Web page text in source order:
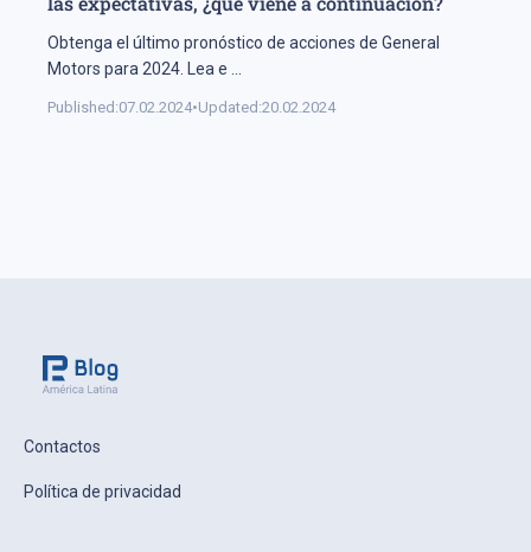
Obtenga el último pronóstico de acciones de General
Motors para 2024. Lea e
Published:07.02.2024•Updated:20.02.2024
Contactos
Política de privacidad